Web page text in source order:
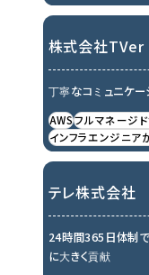
株式会社
丁寧なコミュニケ
AWSフルマネージ
インフラエンジニア
テレ株式会社
24時間365日体制
に大きく貢献